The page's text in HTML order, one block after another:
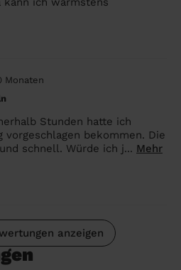
Monaten
Stunden hatte ich
vorgeschlagen bekommen. Die
schnell. Würde ich j... Mehr
anzeigen